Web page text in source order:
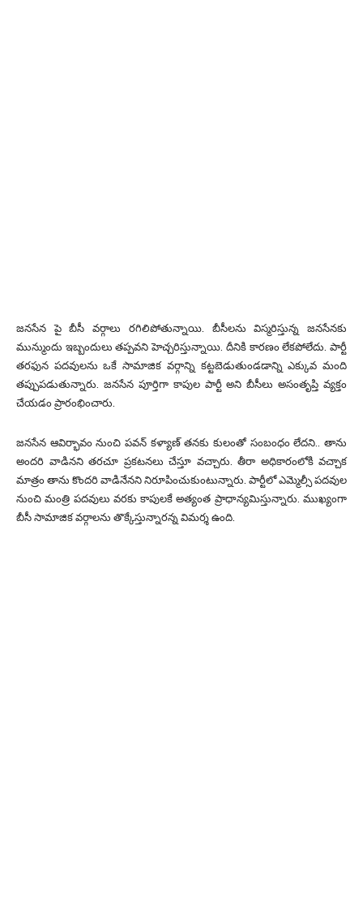
జనసేన పై బీసీ వర్గాలు రగిలిపోతున్నాయి. బీసీలను విస్మరిస్తున్న జనసేనకు
మున్ముందు ఇబ్బందులు తప్పవని హెచ్చరిస్తున్నాయి. దీనికి కారణం లేకపోలేదు. పార్టీ
తరఫున పదవులను ఒకే సామాజిక వర్గాన్ని కట్టబెడుతుండడాన్ని ఎక్కువ మంది
తప్పుపడుతున్నారు. జనసేన పూర్తిగా కాపుల పార్టీ అని బీసీలు అసంతృప్తి వ్యక్తం
చేయడం ప్రారంభించారు.
జనసేన ఆవిర్భావం నుంచి పవన్ కళ్యాణ్ తనకు కులంతో సంబంధం లేదని.. తాను
అందరి వాడినని తరచూ ప్రకటనలు చేస్తూ వచ్చారు. తీరా అధికారంలోకి వచ్చాక
మాత్రం తాను కొందరి వాడినేనని నిరూపించుకుంటున్నారు. పార్టీలో ఎమ్మెల్సీ పదవుల
నుంచి మంత్రి పదవులు వరకు కాపులకే అత్యంత ప్రాధాన్యమిస్తున్నారు. ముఖ్యంగా
బీసీ సామాజిక వర్గాలను తొక్కేస్తున్నారన్న విమర్శ ఉంది.